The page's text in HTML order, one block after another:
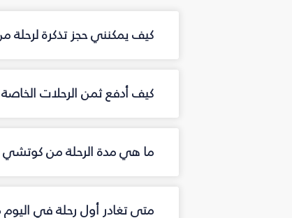
كيف يمكنني حجز تذكرة
كيف أدفع ثمن الرحلات
ما هي مدة الرحلة من
متى تغادر أول رحلة في